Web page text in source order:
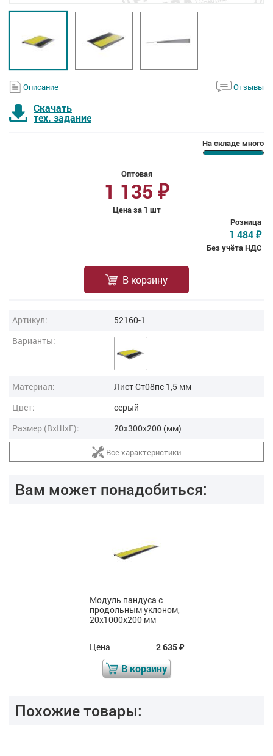
Описание Отзывы
Скачать
тех. задание
На складе много
Оптовая
1 135 ₽
Цена за 1 шт
Розница
1 484 ₽
Без учёта НДС
В корзину
Артикул:
52160-1
Варианты:
Материал:
Лист Ст08пс 1,5 мм
Цвет:
серый
Размер (ВxШxГ):
20x300x200 (мм)
Все характеристики
Вам может понадобиться:
Модуль пандуса с
продольным уклоном,
20х1000х200 мм
Цена 2 635₽
В корзину
Похожие товары: